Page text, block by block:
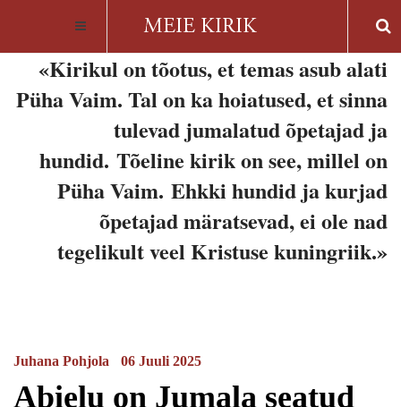
«Kirikul on tõotus, et temas asub alati
Püha Vaim. Tal on ka hoiatused, et sinna
tulevad jumalatud õpetajad ja
hundid. Tõeline kirik on see, millel on
Püha Vaim. Ehkki hundid ja kurjad
õpetajad märatsevad, ei ole nad
tegelikult veel Kristuse kuningriik.»
Juhana Pohjola 06 Juuli 2025
Abielu on Jumala seatud